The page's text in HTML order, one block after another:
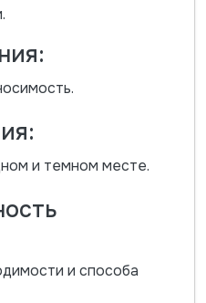
и темном месте.
и способа